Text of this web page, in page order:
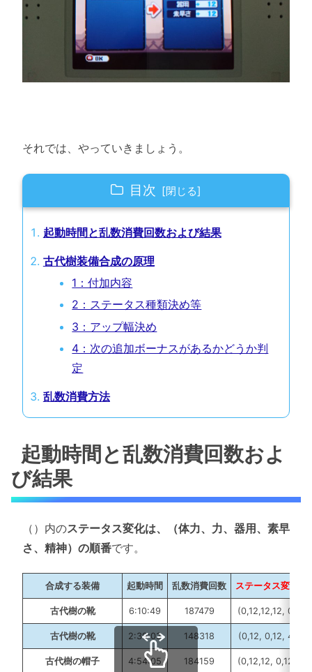
それでは、やっていきましょう。
目次
起動時間と乱数消費回数および結果
古代樹装備合成の原理
1：付加内容
2：ステータス種類決め等
3：アップ幅決め
4：次の追加ボーナスがあるかどうか判
定
乱数消費方法
起動時間と乱数消費回数およ
び結果
（）内のステータス変化は、（体力、力、器用、素早
さ、精神）の順番です。
合成する装備 起動時間 乱数消費回数 ステータス変化
古代樹の靴 6:10:49 187479 (0,12,12,12, 0)
古代樹の靴 2:39:03 148318 (0,12, 0,12, 4)
古代樹の帽子 4:54:05 184159 (0,12,12, 0,12)